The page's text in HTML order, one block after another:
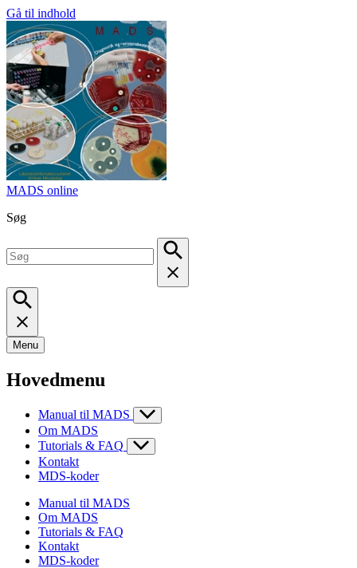
Gå til indhold
MADS online
Søg
Menu
Hovedmenu
Manual til MADS
Om MADS
Tutorials & FAQ
Kontakt
MDS-koder
Manual til MADS
Om MADS
Tutorials & FAQ
Kontakt
MDS-koder